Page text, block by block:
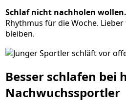
Schlaf nicht nachholen wollen.
Rhythmus für die Woche.
bleiben.
Besser schlafen bei
Nachwuchssportler